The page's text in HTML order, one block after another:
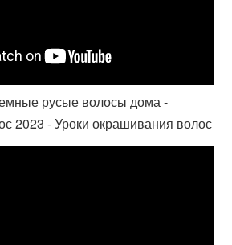
русые волосы дома -
2023 - Уроки окрашивания волос